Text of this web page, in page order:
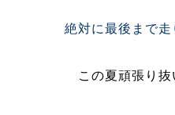
絶対に最後まで走
この夏頑張り